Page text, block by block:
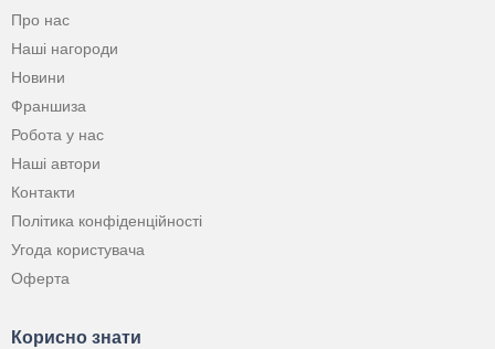
Про нас
Наші нагороди
Новини
Франшиза
Робота у нас
Наші автори
Контакти
Політика конфіденційності
Угода користувача
Оферта
Корисно знати